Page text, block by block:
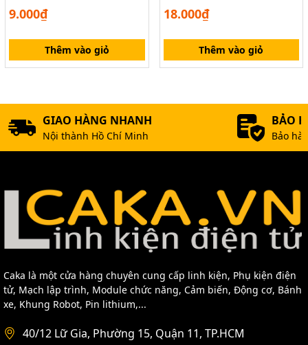
9.000₫
Thêm vào giỏ
18.000₫
Thêm vào giỏ
GIAO HÀNG NHANH
Nội thành Hồ Chí Minh
BẢO
Bảo
Caka là một cửa hàng chuyên cung cấp linh kiện, Phụ kiện điện
tử, Mạch lập trình, Module chức năng, Cảm biến, Động cơ, Bánh
xe, Khung Robot, Pin lithium,...
40/12 Lữ Gia, Phường 15, Quận 11, TP.HCM